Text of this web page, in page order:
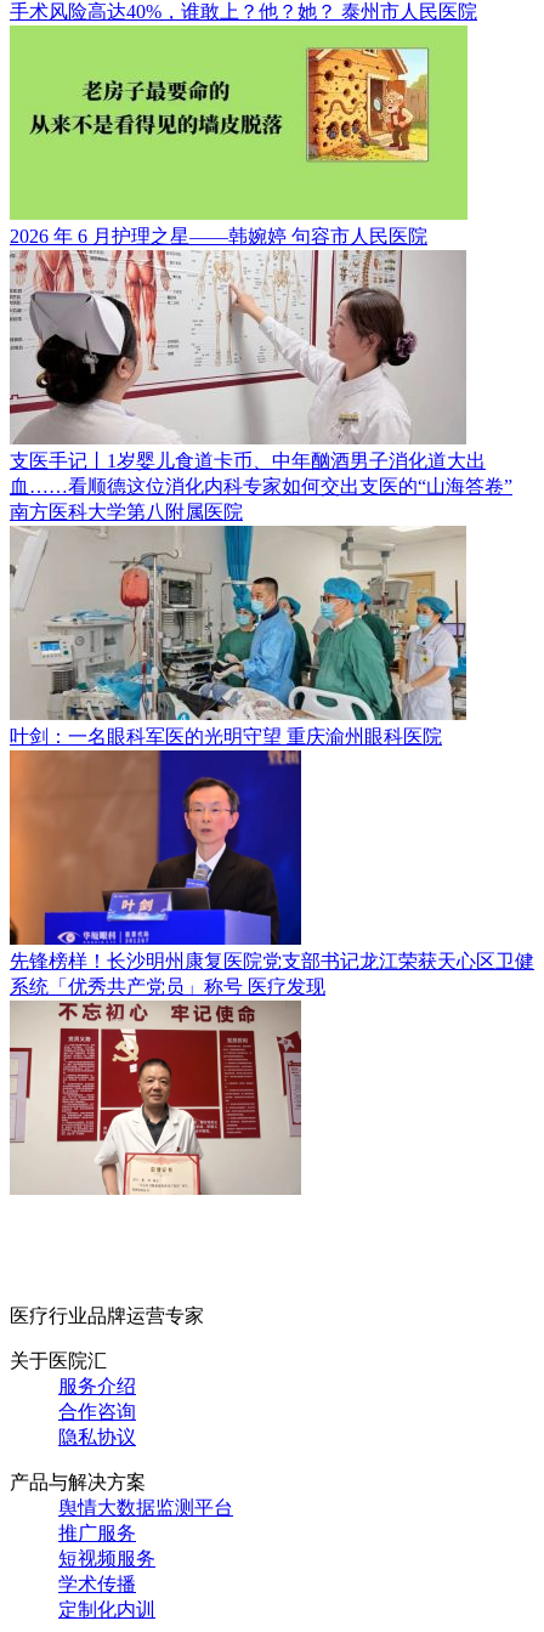
手术风险高达40%，谁敢上？他？她？ 泰州市人民医院
2026 年 6 月护理之星——韩婉婷 句容市人民医院
支医手记丨1岁婴儿食道卡币、中年酗酒男子消化道大出
血……看顺德这位消化内科专家如何交出支医的“山海答卷”
南方医科大学第八附属医院
叶剑：一名眼科军医的光明守望 重庆渝州眼科医院
先锋榜样！长沙明州康复医院党支部书记龙江荣获天心区卫健
系统「优秀共产党员」称号 医疗发现
医疗行业品牌运营专家
关于医院汇
服务介绍
合作咨询
隐私协议
产品与解决方案
舆情大数据监测平台
推广服务
短视频服务
学术传播
定制化内训